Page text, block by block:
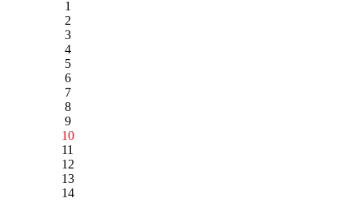
1
2
3
4
5
6
7
8
9
10
11
12
13
14